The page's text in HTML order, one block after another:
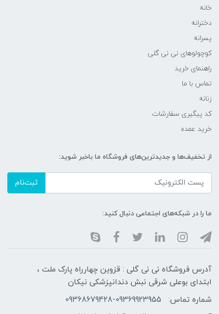
خانه
دخترانه
پسرانه
کوچولوهای نی نی گلی
راهنمای خرید
تماس با ما
زنانه
کد پیگیری سفارشات
خرید عمده
از تخفیف‌ها و جدیدترین‌های فروشگاه ما باخبر شوید:
ثبت‌نام
ما را در شبکه‌های اجتماعی دنبال کنید:
آدرس فروشگاه نی نی گلی : قزوین چهارراه پارک ملت ،
ابتدای بوعلی شرقی نبش دندانپزشکی نیکان
شماره تماس:
09368679428-09369923955